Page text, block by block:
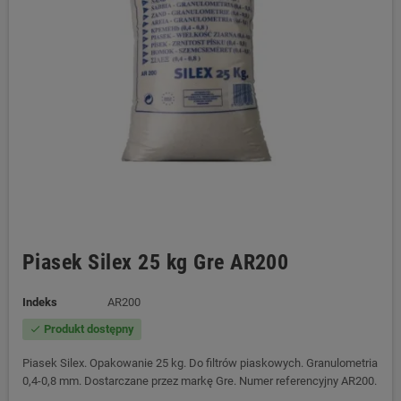
Piasek Silex 25 kg Gre AR200
Indeks AR200
check Produkt dostępny
Piasek Silex. Opakowanie 25 kg. Do filtrów piaskowych. Granulometria
0,4-0,8 mm. Dostarczane przez markę Gre. Numer referencyjny AR200.